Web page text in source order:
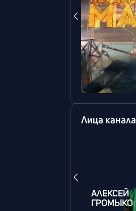
Лица канала
АЛЕКСЕЙ
ГРОМЫКО